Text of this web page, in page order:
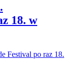
18. w